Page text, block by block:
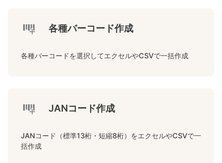
各種バーコード作成
各種バーコードを選択してエクセルやCSVで一括作成
JANコード作成
JANコード（標準13桁・短縮8桁）をエクセルやCSVで一
括作成